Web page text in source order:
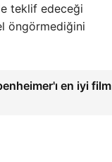
teklif edeceği
öngörmediğini
en iyi film